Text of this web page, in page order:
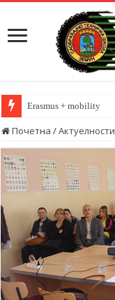
Erasmus + mobility
Почетна /Актуелности